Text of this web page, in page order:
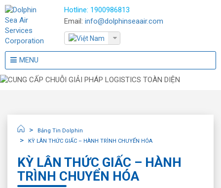
Hotline: 1900986813
Email: info@dolphinseaair.com
MENU
Bảng Tin Dolphin
KỲ LÂN THỨC GIẤC – HÀNH TRÌNH CHUYỂN HÓA
KỲ LÂN THỨC GIẤC – HÀNH
TRÌNH CHUYỂN HÓA